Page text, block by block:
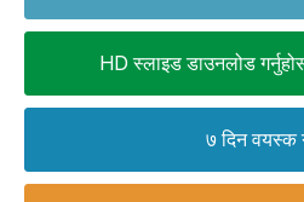
HD स्लाइड डाउनलोड
७ दिन वयस्क